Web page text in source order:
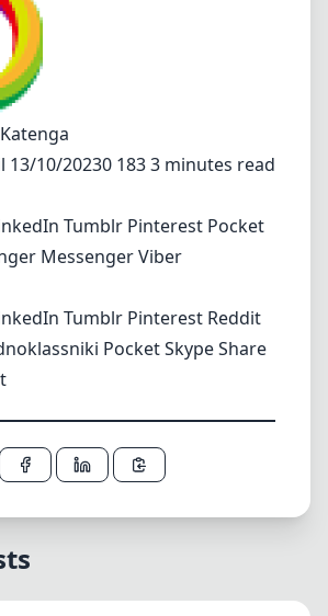
13/10/20230 183 3 minutes read
Tumblr Pinterest Pocket
MessengerViber
Tumblr Pinterest Reddit
PocketSkypeShare